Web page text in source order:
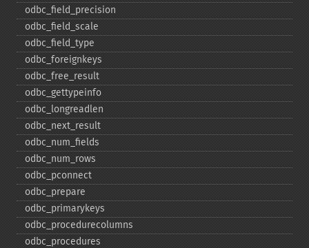
odbc_​field_​precision
odbc_​field_​scale
odbc_​field_​type
odbc_​foreignkeys
odbc_​free_​result
odbc_​gettypeinfo
odbc_​longreadlen
odbc_​next_​result
odbc_​num_​fields
odbc_​num_​rows
odbc_​pconnect
odbc_​prepare
odbc_​primarykeys
odbc_​procedurecolumns
odbc_​procedures